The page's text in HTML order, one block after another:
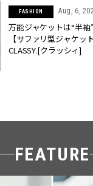
FASHION Aug, 6,
万能ジャケットは“半
【サファリ型ジャケッ
CLASSY.[クラッシィ]
FEATURE